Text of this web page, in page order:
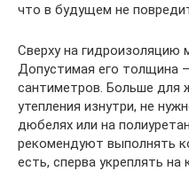
что в будущем не
Сверху на гидроизоляцию
Допустимая его толщина
сантиметров. Больше для
утепления изнутри, не
дюбелях или на
рекомендуют выполнять
есть, сперва укреплять на